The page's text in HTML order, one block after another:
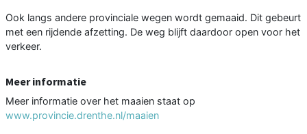
Ook langs andere provinciale wegen wordt gemaaid. Dit gebeurt
met een rijdende afzetting. De weg blijft daardoor open voor het
verkeer.
Meer informatie
Meer informatie over het maaien staat op
www.provincie.drenthe.nl/maaien